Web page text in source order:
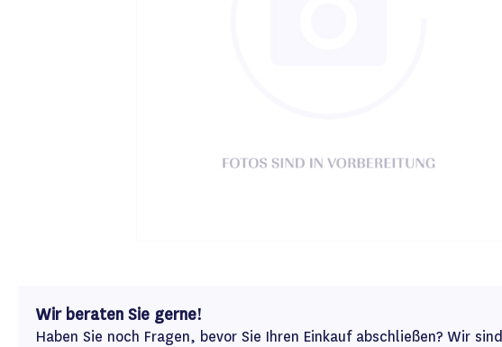
Wir beraten Sie gerne!
Haben Sie noch Fragen, bevor Sie Ihren Einkauf abschließen? Wir sind